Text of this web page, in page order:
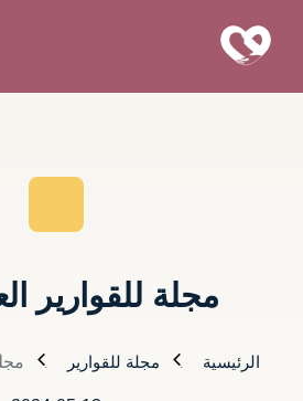
مجلة للقوارير
الرئيسية مجلة للقوارير